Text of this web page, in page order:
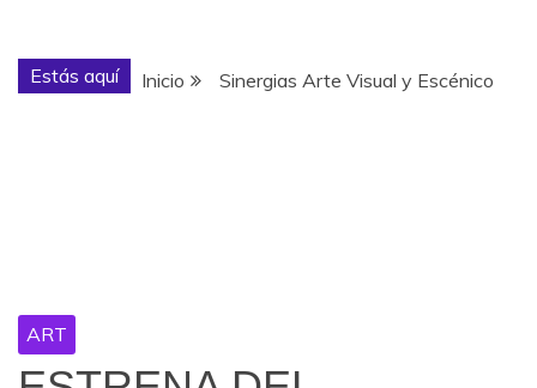
Estás aquí Inicio Sinergias Arte Visual y Escénico
ART